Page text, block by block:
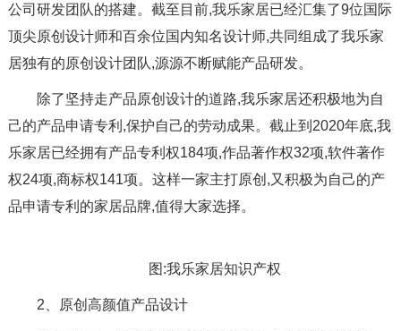
公司研发团队的搭建。截至目前,我乐家居已经汇集了9位国际
顶尖原创设计师和百余位国内知名设计师,共同组成了我乐家
居独有的原创设计团队,源源不断赋能产品研发。
除了坚持走产品原创设计的道路,我乐家居还积极地为自
己的产品申请专利,保护自己的劳动成果。截止到2020年底,我
乐家居已经拥有产品专利权184项,作品著作权32项,软件著作
权24项,商标权141项。这样一家主打原创,又积极为自己的产
品申请专利的家居品牌,值得大家选择。
图:我乐家居知识产权
2、原创高颜值产品设计